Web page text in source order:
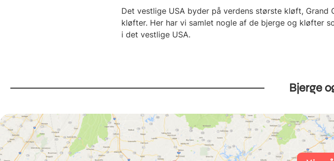
Det vestlige USA byder på verdens største kløft,
kløfter. Her har vi samlet nogle af de bjerge og kløfter
i det vestlige USA.
Bjerge